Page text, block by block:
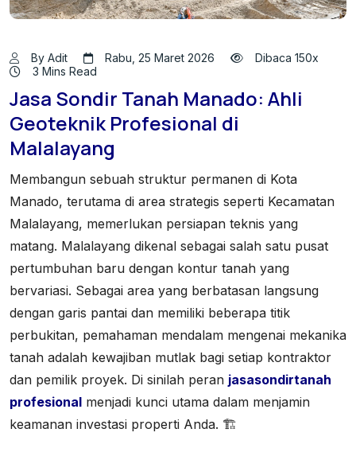
By Adit Rabu, 25 Maret 2026
Dibaca 150x
3 Mins Read
Jasa Sondir Tanah Manado: Ahli
Geoteknik Profesional di
Malalayang
Membangun sebuah struktur permanen di Kota
Manado, terutama di area strategis seperti Kecamatan
Malalayang, memerlukan persiapan teknis yang
matang. Malalayang dikenal sebagai salah satu pusat
pertumbuhan baru dengan kontur tanah yang
bervariasi. Sebagai area yang berbatasan langsung
dengan garis pantai dan memiliki beberapa titik
perbukitan, pemahaman mendalam mengenai mekanika
tanah adalah kewajiban mutlak bagi setiap kontraktor
dan pemilik proyek. Di sinilah peran jasasondirtanah
profesional menjadi kunci utama dalam menjamin
keamanan investasi properti Anda. 🏗️